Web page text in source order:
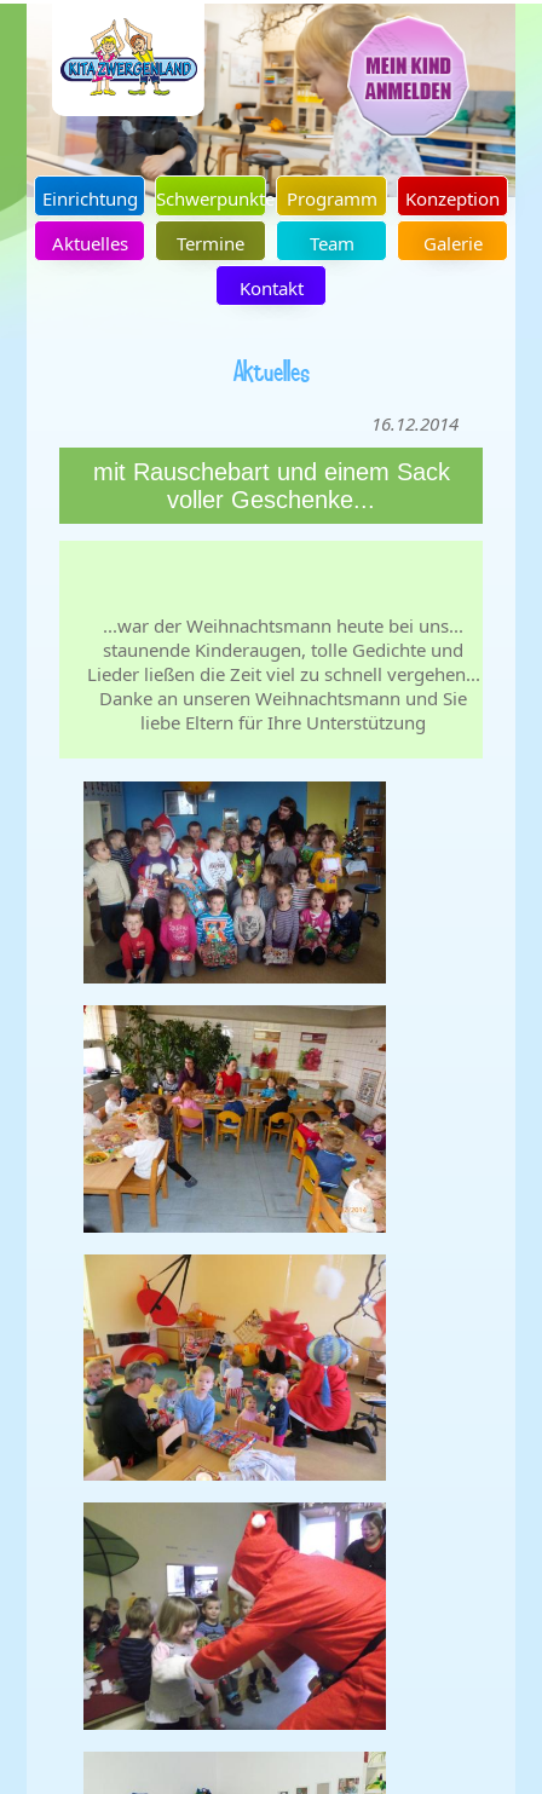
Einrichtung Schwerpunkte Programm
Konzeption
Aktuelles
Termine Team
Galerie
Kontakt
Aktuelles
16.12.2014
mit Rauschebart und einem Sack
voller Geschenke...
...war der Weihnachtsmann heute bei uns...
staunende Kinderaugen, tolle Gedichte und
Lieder ließen die Zeit viel zu schnell vergehen...
Danke an unseren Weihnachtsmann und Sie
liebe Eltern für Ihre Unterstützung